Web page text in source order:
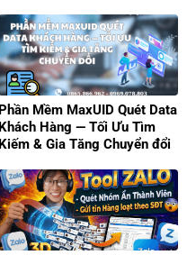
Phần Mềm MaxUID Quét Data
Khách Hàng — Tối Ưu Tìm
Kiếm & Gia Tăng Chuyển đổi